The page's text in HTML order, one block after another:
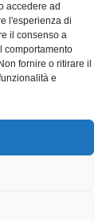
accedere ad
l'esperienza di
il consenso a
comportamento
fornire o ritirare il
e
Notizie
di Brescia
a utilizzare